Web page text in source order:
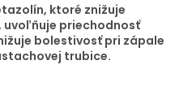
ktoré znižuje
uvoľňuje priechodnosť
bolestivosť pri zápale
trubice.